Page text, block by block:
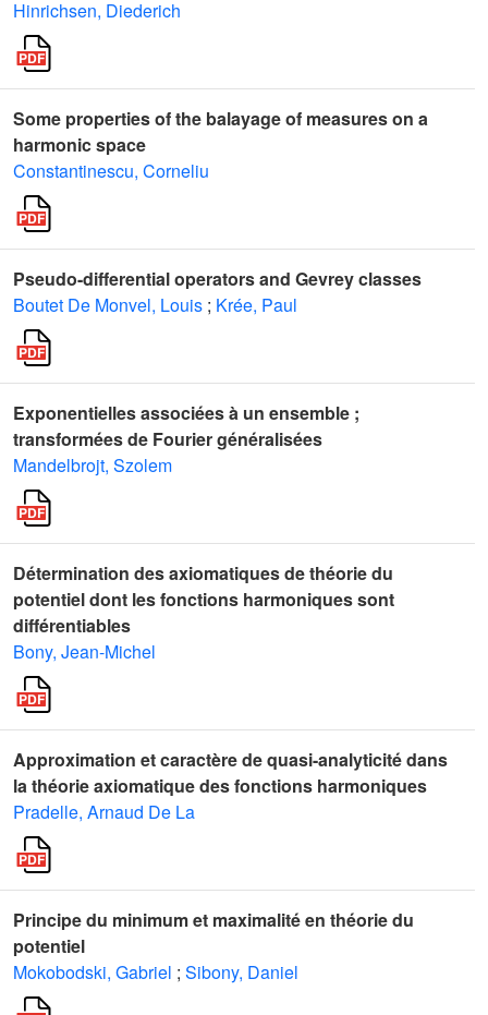
Hinrichsen, Diederich
Some properties of the balayage of measures on a
harmonic space
Constantinescu, Corneliu
Pseudo-differential operators and Gevrey classes
Boutet De Monvel, Louis ; Krée, Paul
Exponentielles associées à un ensemble ;
transformées de Fourier généralisées
Mandelbrojt, Szolem
Détermination des axiomatiques de théorie du
potentiel dont les fonctions harmoniques sont
différentiables
Bony, Jean-Michel
Approximation et caractère de quasi-analyticité dans
la théorie axiomatique des fonctions harmoniques
Pradelle, Arnaud De La
Principe du minimum et maximalité en théorie du
potentiel
Mokobodski, Gabriel ; Sibony, Daniel